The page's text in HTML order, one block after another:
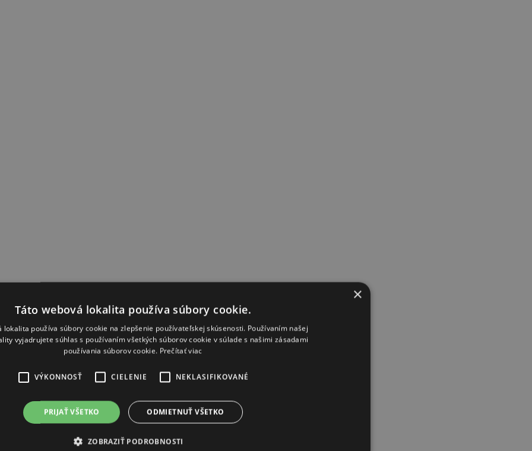
×
Táto webová lokalita používa súbory cookie.
lokalita používa súbory cookie na zlepšenie používateľskej skúsenosti. Používaním našej
vyjadrujete súhlas s používaním všetkých súborov cookie v súlade s našimi zásadami
používania súborov cookie. Prečítať viac
VÝKONNOSŤ CIELENIE NEKLASIFIKOVANÉ
PRIJAŤ VŠETKO ODMIETNUŤ VŠETKO
ZOBRAZIŤ PODROBNOSTI